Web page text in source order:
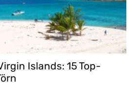
Islands: 15 Top-